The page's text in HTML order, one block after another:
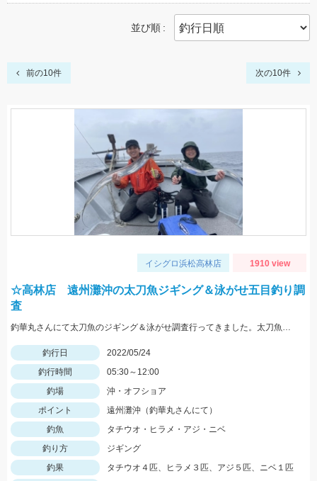
並び順
前の10件 次の10件
イシグロ浜松高林店 1910 view
☆高林店 遠州灘沖の太刀魚ジギング＆泳がせ五目釣り調
査
釣華丸さんにて太刀魚のジギング＆泳がせ調査行ってきました。太刀魚はまだ少し早かった感じですが良型も出ました！
釣行日
2022/05/24
釣行時間
05:30～12:00
釣場
沖・オフショア
ポイント
遠州灘沖（釣華丸さんにて）
釣魚
タチウオ・ヒラメ・アジ・ニベ
釣り方
ジギング
釣果
タチウオ４匹、ヒラメ３匹、アジ５匹、ニベ１匹